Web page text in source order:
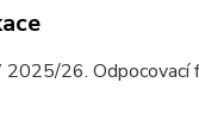
26. Odpocovací